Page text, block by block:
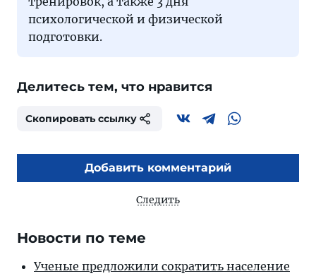
психологической и физической
подготовки.
Делитесь тем, что нравится
Скопировать ссылку
Добавить комментарий
Следить
Новости по теме
Ученые предложили сократить население